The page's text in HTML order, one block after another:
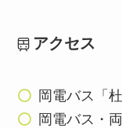
アクセス
岡電バス「
岡電バス・